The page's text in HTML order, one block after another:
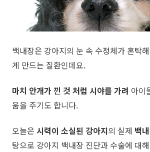
백내장은 강아지의 눈 속 수정체가 혼탁
게 만드는 질환인데요.
마치 안개가 낀 것 처럼 시야를 가려 아이
움을 주기도 합니다.
​오늘은 시력이 소실된 강아지의 실제 백
탕으로 강아지 백내장 진단과 수술에 대